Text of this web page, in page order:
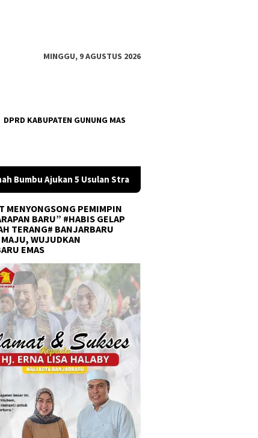
MINGGU, 9 AGUSTUS 2026
DPRD KABUPATEN GUNUNG MAS
ke BPJN Tingkatkan Kompetensi Karyawan, PT
MENYONGSONG PEMIMPIN
BARU” #HABIS GELAP
TERANG# BANJARBARU
WUJUDKAN
EMAS